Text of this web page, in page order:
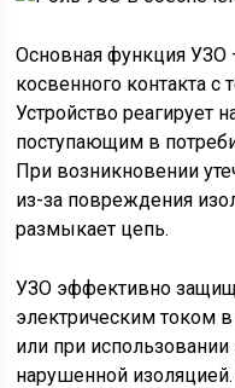
Основная функция УЗО
косвенного контакта
Устройство реагирует
поступающим в
При возникновении
из-за повреждения
размыкает цепь.
УЗО эффективно
электрическим током
или при
нарушенной